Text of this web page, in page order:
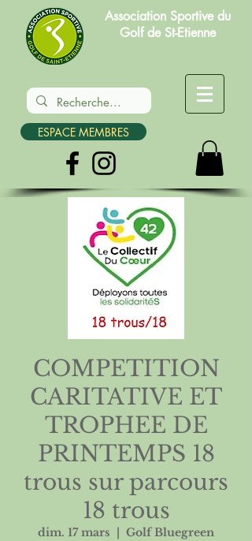
Association Sportive du
Golf de St-Etienne
ESPACE MEMBRES
COMPETITION
CARITATIVE ET
TROPHEE DE
PRINTEMPS 18
trous sur parcours
18 trous
dim. 17 mars
Golf Bluegreen